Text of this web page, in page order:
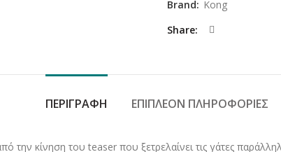
Brand: Kong
Share
ΠΕΡΙΓΡΑΦΉ ΕΠΙΠΛΈΟΝ ΠΛΗΡΟΦΟΡΊΕΣ
την κίνηση του teaser που ξετρελαίνει τις γάτες